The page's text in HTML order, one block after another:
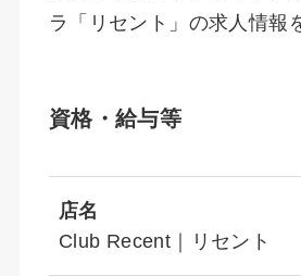
ラ「リセント」の求人情報
資格・給与等
店名
Club Recent｜リセント